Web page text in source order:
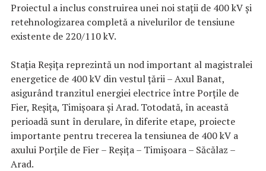
Proiectul a inclus construirea unei noi staţii de 400 kV şi
retehnologizarea completă a nivelurilor de tensiune
existente de 220/110 kV.
Staţia Reşiţa reprezintă un nod important al magistralei
energetice de 400 kV din vestul ţării – Axul Banat,
asigurând tranzitul energiei electrice între Porţile de
Fier, Reşiţa, Timişoara şi Arad. Totodată, în această
perioadă sunt în derulare, în diferite etape, proiecte
importante pentru trecerea la tensiunea de 400 kV a
axului Porţile de Fier – Reşiţa – Timişoara – Săcălaz –
Arad.